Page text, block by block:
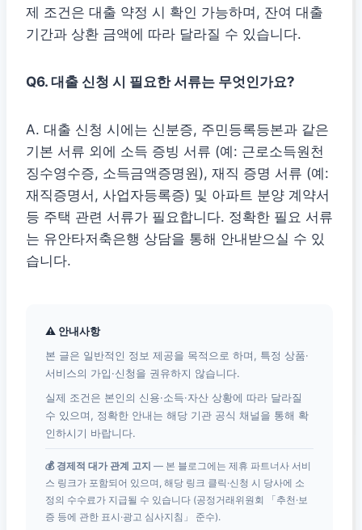
제 조건은 대출 약정 시 확인 가능하며, 잔여 대출
기간과 상환 금액에 따라 달라질 수 있습니다.
Q6. 대출 신청 시 필요한 서류는 무엇인가요?
A. 대출 신청 시에는 신분증, 주민등록등본과 같은
기본 서류 외에 소득 증빙 서류 (예: 근로소득원천
징수영수증, 소득금액증명원), 재직 증명 서류 (예:
재직증명서, 사업자등록증) 및 아파트 분양 계약서
등 주택 관련 서류가 필요합니다. 정확한 필요 서류
는 유안타저축은행 상담을 통해 안내받으실 수 있
습니다.
⚠ 안내사항
본 글은 일반적인 정보 제공을 목적으로 하며, 특정 상품·
서비스의 가입·신청을 권유하지 않습니다.
실제 조건은 본인의 신용·소득·자산 상황에 따라 달라질
수 있으며, 정확한 안내는 해당 기관 공식 채널을 통해 확
인하시기 바랍니다.
💰 경제적 대가 관계 고지 — 본 블로그에는 제휴 파트너사 서비
스 링크가 포함되어 있으며, 해당 링크 클릭·신청 시 당사에 소
정의 수수료가 지급될 수 있습니다 (공정거래위원회 「추천·보
증 등에 관한 표시·광고 심사지침」 준수).